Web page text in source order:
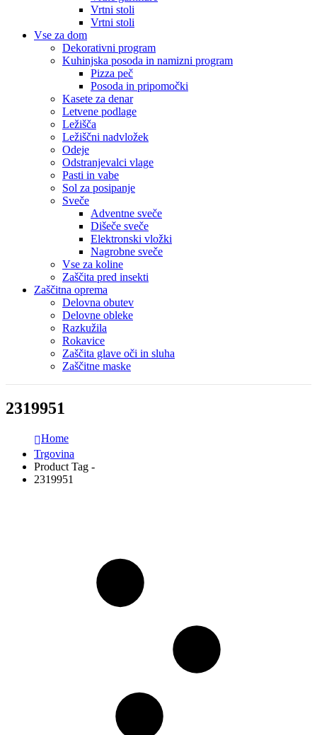
Vrtni stoli
Vrtni stoli
Vse za dom
Dekorativni program
Kuhinjska posoda in namizni program
Pizza peč
Posoda in pripomočki
Kasete za denar
Letvene podlage
Ležišča
Ležiščni nadvložek
Odeje
Odstranjevalci vlage
Pasti in vabe
Sol za posipanje
Sveče
Adventne sveče
Dišeče sveče
Elektronski vložki
Nagrobne sveče
Vse za koline
Zaščita pred insekti
Zaščitna oprema
Delovna obutev
Delovne obleke
Razkužila
Rokavice
Zaščita glave oči in sluha
Zaščitne maske
2319951
Home
Trgovina
Product Tag -
2319951